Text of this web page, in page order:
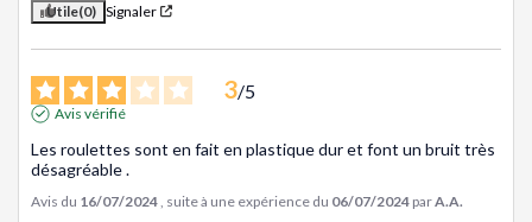
Utile(0) Signaler
3/5
Avis vérifié
Les roulettes sont en fait en plastique dur et font un bruit très
désagréable .
Avis du 16/07/2024 , suite à une expérience du 06/07/2024 parA.A.